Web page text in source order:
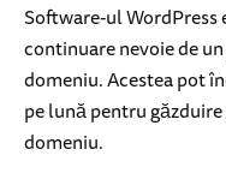
Software-ul WordPress
continuare nevoie de
domeniu. Acestea pot
pe lună pentru
domeniu.